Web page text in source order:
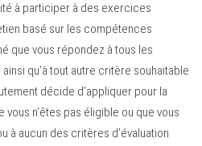
à participer à des exercices
basé sur les compétences
que vous répondez à tous les
qu’à tout autre critère souhaitable
décide d’appliquer pour la
vous n’êtes pas éligible ou que vous
à aucun des critères d’évaluation